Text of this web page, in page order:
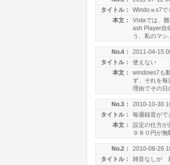
タイトル：
Windoｗs7
本文：
Vistaでは、
ash Player自
う、私のマシ...
No.4： 2011-04-15
タイトル：
使えない
本文：
windows7も
ず、それを毎
理由でその日
No.3： 2010-10-30
タイトル：
毎週録音がで
本文：
設定の仕方が
９８０円が無
No.2： 2010-08-26
タイトル：
雑音なしが